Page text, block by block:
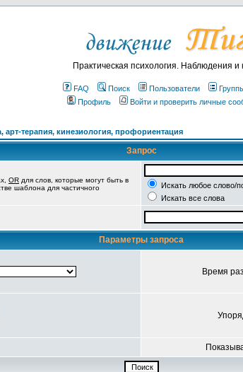
Практическая психология. Наблюдения
FAQ Поиск Пользователи
Профиль
Войти и проверить личные
терапия, кинезиология, профориентация
Запрос
OR для слов, которые могут быть в
шаблона для частичного
Искать любое слово/
Искать все слова
Параметры запроса
Время